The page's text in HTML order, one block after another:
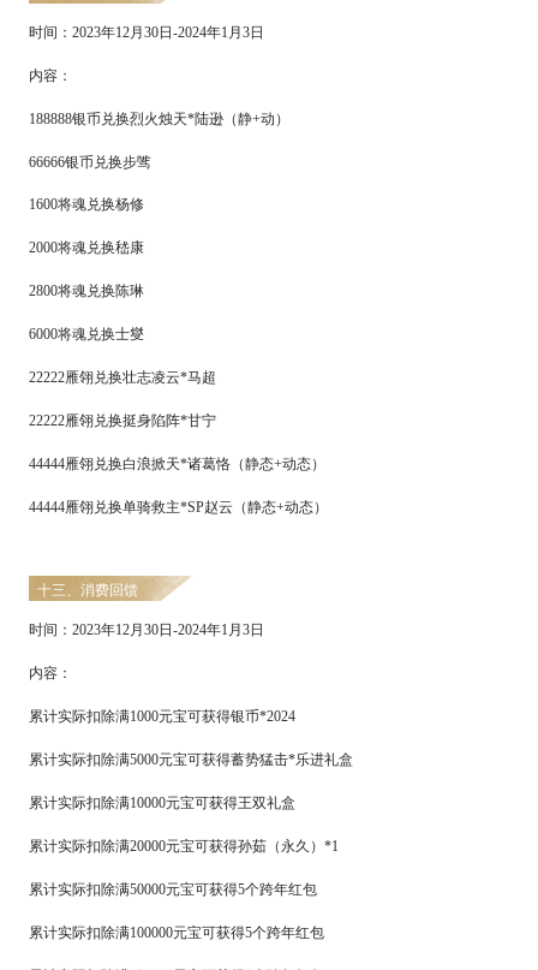
时间： 2023年12月30日-2024年1 月3日
内容：
188888银币兑换烈火烛天*陆逊（静+动）
66666银币兑换步骘
1600将魂兑换杨修
2000将魂兑换嵇康
2800将魂兑换陈琳
6000将魂兑换士燮
22222雁翎兑换壮志凌云*马超
22222雁翎兑换挺身陷阵*甘宁
44444雁翎兑换白浪掀天*诸葛恪（静态+动态）
44444雁翎兑换单骑救主*SP赵云（静态+动态）
十三、消费回馈
时间： 2023年12月 30日 -2024年1 月 3日
内容：
累计实际扣除满1000元宝可获得银币*2024
累计实际扣除满5000元宝可获得蓄势猛击*乐进礼盒
累计实际扣除满10000元宝可获得王双礼盒
累计实际扣除满20000元宝可获得孙茹（永久）*1
累计实际扣除满50000元宝可获得5个跨年红包
累计实际扣除满100000元宝可获得5个跨年红包